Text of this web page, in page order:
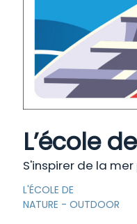
L’école
S'inspirer de la
L'ÉCOLE DE
NATURE - OUTDOOR